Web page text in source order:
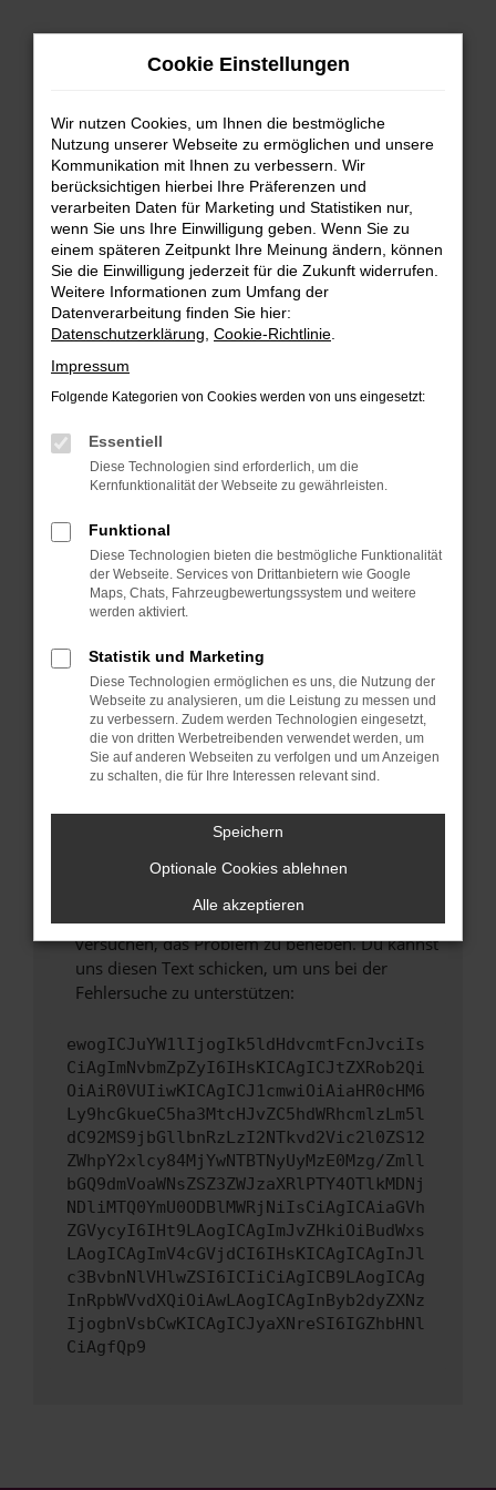
Zum
FEHLER: NETWORK ERROR
Beim Laden ist ein Fehler aufgetreten.
Hier sind ein paar Tipps, die dir helfen können:
Überprüfe deine Firewall und deine
Internetverbindung.
Laden andere Webseiten, zum Beispiel deine
Manche Erweiterungen, wie Werbeblocker,
verhindern. Funktioniert die Seite in einem
anderen Browser oder in einem privaten
Fenster?
Starte dein Gerät neu.
Probleme zu beheben.
Stelle sicher, dass dein Browser und dein
Betriebssystem auf dem neuesten Stand
sind.
Veraltete Software birgt nicht nur ein
Sicherheitsrisiko, sondern kann auch dazu
führen, dass bestimmte Funktionen nicht mehr
unterstützt werden.
Wende dich an den Webseitenbetreiber.
Wenn du alle oben genannten Schritte versucht
hast, kontaktiere uns bitte. Wir werden
versuchen, das Problem zu beheben. Du kannst
uns diesen Text schicken, um uns bei der
Fehlersuche zu unterstützen:
ewogICJuYW1lIjogIk5ldHdvcmtFcnJvciIs
CiAgImNvbmZpZyI6IHsKICAgICJtZXRob2Qi
OiAiR0VUIiwKICAgICJ1cmwiOiAiaHR0cHM6
Ly9hcGkueC5ha3MtcHJvZC5hdWRhcmlzLm5l
dC92MS9jbGllbnRzLzI2NTkvd2Vic2l0ZS12
ZWhpY2xlcy84MjYwNTBTNyUyMzE0Mzg/Zmll
bGQ9dmVoaWNsZSZ3ZWJzaXRlPTY4OTlkMDNj
NDliMTQ0YmU0ODBlMWRjNiIsCiAgICAiaGVh
ZGVycyI6IHt9LAogICAgImJvZHkiOiBudWxs
LAogICAgImV4cGVjdCI6IHsKICAgICAgInJl
c3BvbnNlVHlwZSI6ICIiCiAgICB9LAogICAg
InRpbWVvdXQiOiAwLAogICAgInByb2dyZXNz
IjogbnVsbCwKICAgICJyaXNreSI6IGZhbHNl
CiAgfQp9
Cookie Einstellungen
Wir nutzen Cookies, um Ihnen die bestmögliche
Nutzung unserer Webseite zu ermöglichen und unsere
Kommunikation mit Ihnen zu verbessern. Wir
berücksichtigen hierbei Ihre Präferenzen und
verarbeiten Daten für Marketing und Statistiken nur,
wenn Sie uns Ihre Einwilligung geben. Wenn Sie zu
einem späteren Zeitpunkt Ihre Meinung ändern, können
Sie die Einwilligung jederzeit für die Zukunft widerrufen.
Weitere Informationen zum Umfang der
Datenverarbeitung finden Sie hier:
Datenschutzerklärung Cookie-Richtlinie
Impressum
Folgende Kategorien von Cookies werden von uns eingesetzt:
Essentiell
Diese Technologien sind erforderlich, um die
Kernfunktionalität der Webseite zu gewährleisten.
Funktional
Diese Technologien bieten die bestmögliche Funktionalität
der Webseite. Services von Drittanbietern wie Google
Maps, Chats, Fahrzeugbewertungssystem und weitere
werden aktiviert.
Statistik und Marketing
Diese Technologien ermöglichen es uns, die Nutzung der
Webseite zu analysieren, um die Leistung zu messen und
zu verbessern. Zudem werden Technologien eingesetzt,
die von dritten Werbetreibenden verwendet werden, um
Sie auf anderen Webseiten zu verfolgen und um Anzeigen
zu schalten, die für Ihre Interessen relevant sind.
Speichern
Optionale Cookies ablehnen
Alle akzeptieren